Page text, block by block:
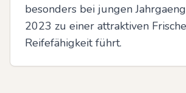
besonders bei jungen
2023 zu einer attraktiven
Reifefähigkeit führt.